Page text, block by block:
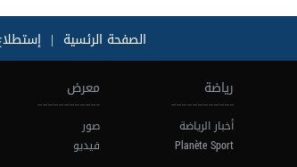
الصفحة الرئسية |
رياضة
أخبار الرياضة
Planète Sport
معرض
صور
فيديو